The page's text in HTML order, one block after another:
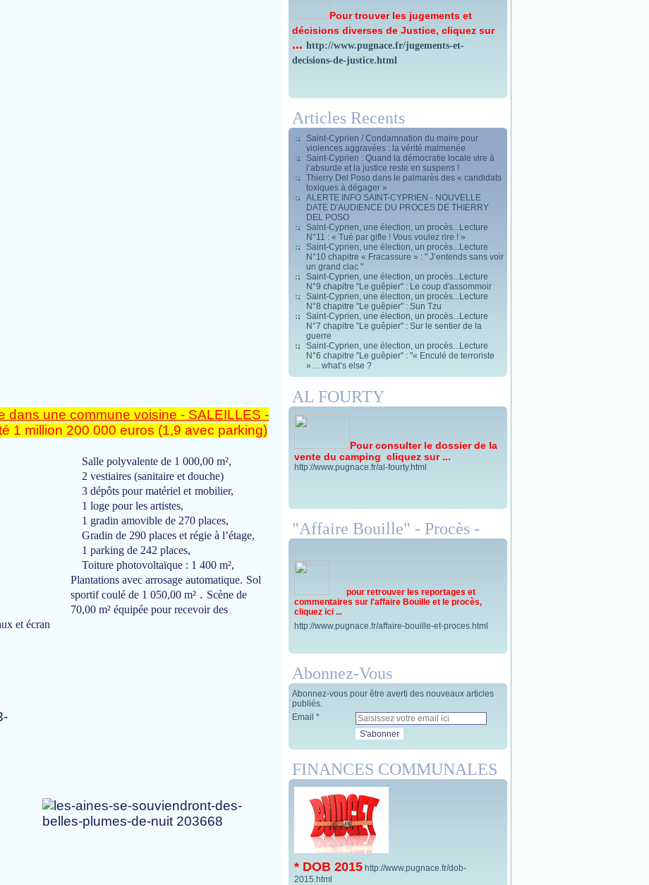
dans une commune voisine - SALEILLES -
1 million 200 000 euros (1,9 avec parking)
Salle polyvalente de 1 000,00 m²,
2 vestiaires (sanitaire et douche)
3 dépôts pour matériel et mobilier,
1 loge pour les artistes,
1 gradin amovible de 270 places,
Gradin de 290 places et régie à l’étage,
1 parking de 242 places,
Toiture photovoltaïque : 1 400 m²,
Plantations avec arrosage automatique. Sol
sportif coulé de 1 050,00 m² . Scène de
70,00 m² équipée pour recevoir des
et écran
Pour trouver les jugements et
décisions diverses de Justice, cliquez sur
... http://www.pugnace.fr/jugements-et-
decisions-de-justice.html
Articles Recents
Saint-Cyprien / Condamnation du maire pour
violences aggravées : la vérité malmenée
Saint-Cyprien : Quand la démocratie locale vire à
l’absurde et la justice reste en suspens !
Thierry Del Poso dans le palmarès des « candidats
toxiques à dégager »
ALERTE INFO SAINT-CYPRIEN - NOUVELLE
DATE D'AUDIENCE DU PROCES DE THIERRY
DEL POSO
Saint-Cyprien, une élection, un procès...Lecture
N°11 : « Tué par gifle ! Vous voulez rire ! »
Saint-Cyprien, une élection, un procès...Lecture
N°10 chapitre « Fracassure » : " J’entends sans voir
un grand clac "
Saint-Cyprien, une élection, un procès...Lecture
N°9 chapitre "Le guêpier" : Le coup d'assommoir
Saint-Cyprien, une élection, un procès...Lecture
N°8 chapitre "Le guêpier" : Sun Tzu
Saint-Cyprien, une élection, un procès...Lecture
N°7 chapitre "Le guêpier" : Sur le sentier de la
guerre
Saint-Cyprien, une élection, un procès...Lecture
N°6 chapitre "Le guêpier" : "« Enculé de terroriste
»… what’s else ?
AL FOURTY
Pour consulter le dossier de la
vente du camping cliquez sur ...
http://www.pugnace.fr/al-fourty.html
"Affaire Bouille" - Procès -
pour retrouver les reportages et
commentaires sur l'affaire Bouille et le procès,
cliquez ici ...
http://www.pugnace.fr/affaire-bouille-et-proces.html
Abonnez-Vous
Abonnez-vous pour être averti des nouveaux articles
publiés.
Email
FINANCES COMMUNALES
* DOB 2015 http://www.pugnace.fr/dob-
2015.html